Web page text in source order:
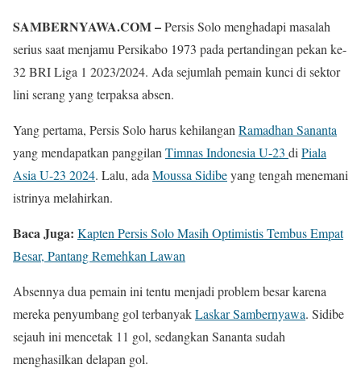
SAMBERNYAWA.COM –Persis Solo menghadapi masalah
serius saat menjamu Persikabo 1973 pada pertandingan pekan ke-
32 BRI Liga 1 2023/2024. Ada sejumlah pemain kunci di sektor
lini serang yang terpaksa absen.
Yang pertama, Persis Solo harus kehilangan Ramadhan Sananta
yang mendapatkan panggilan Timnas Indonesia U-23 di Piala
Asia U-23 2024. Lalu, ada Moussa Sidibeyang tengah menemani
istrinya melahirkan.
Baca Juga: Kapten Persis Solo Masih Optimistis Tembus Empat
Besar, Pantang Remehkan Lawan
Absennya dua pemain ini tentu menjadi problem besar karena
mereka penyumbang gol terbanyakLaskar Sambernyawa. Sidibe
sejauh ini mencetak 11 gol, sedangkan Sananta sudah
menghasilkan delapan gol.